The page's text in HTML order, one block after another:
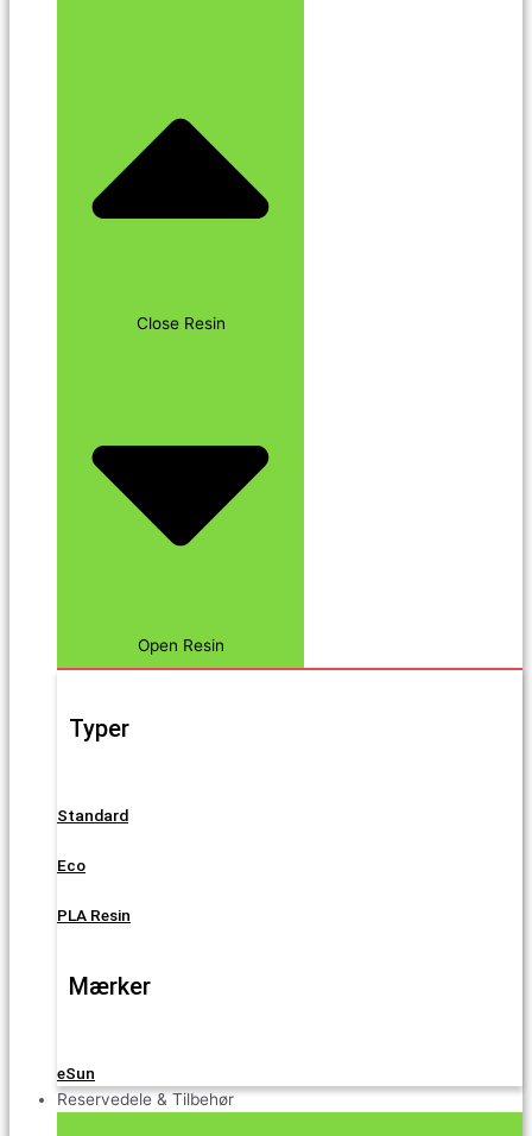
Close Resin
Open Resin
Typer
Standard
Eco
PLA Resin
Mærker
eSun
Reservedele & Tilbehør